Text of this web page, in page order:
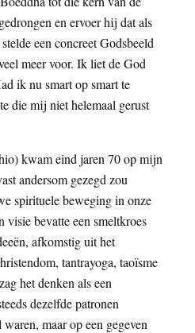
en ervoer hij dat als
een concreet Godsbeeld
meer voor. Ik liet de God
ik nu smart op smart te
die mij niet helemaal gerust
kwam eind jaren 70 op mijn
andersom gezegd zou
spirituele beweging in onze
bevatte een smeltkroes
afkomstig uit het
tantrayoga, taoïsme
het denken als een
dezelfde patronen
maar op een gegeven